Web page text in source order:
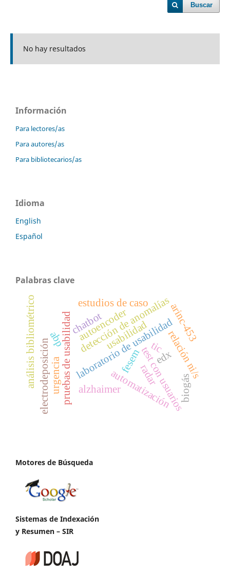
Buscar
No hay resultados
Información
Para lectores/as
Para autores/as
Para bibliotecarios/as
Idioma
English
Español
Palabras clave
laboratorio de usabilidad
pruebas de usabilidad test con usuarios
usabilidad
automatización biogás
detección de anomalías
autoencoder
abp
estudios de caso
electrodeposición fesem edxrelación ni/s
chatbot
alzhaimer
urgencia
tic
análisis bibliométrico radar
arinc-453
Motores de Búsqueda
Sistemas de Indexación
y Resumen – SIR